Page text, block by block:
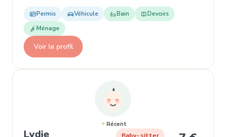
Permis Véhicule Bain
Devoirs
Ménage
Voir le profil
Récent
Lydie , Baby-sitter à Gruissan
Baby-sitter